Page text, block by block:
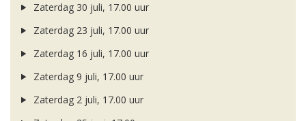
Zaterdag 30 juli, 17.00 uur
Zaterdag 23 juli, 17.00 uur
Zaterdag 16 juli, 17.00 uur
Zaterdag 9 juli, 17.00 uur
Zaterdag 2 juli, 17.00 uur